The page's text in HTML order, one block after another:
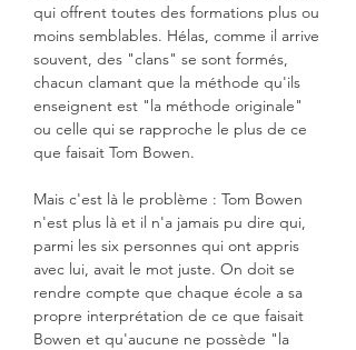
qui offrent toutes des formations plus ou
moins semblables. Hélas, comme il arrive
souvent, des "clans" se sont formés,
chacun clamant que la méthode qu'ils
enseignent est "la méthode originale"
ou celle qui se rapproche le plus de ce
que faisait Tom Bowen.
Mais c'est là le problème : Tom Bowen
n'est plus là et il n'a jamais pu dire qui,
parmi les six personnes qui ont appris
avec lui, avait le mot juste. On doit se
rendre compte que chaque école a sa
propre interprétation de ce que faisait
Bowen et qu'aucune ne possède "la